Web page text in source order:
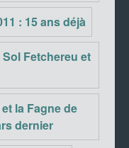
: 15 ans déjà
Fetchereu et
la Fagne de
dernier